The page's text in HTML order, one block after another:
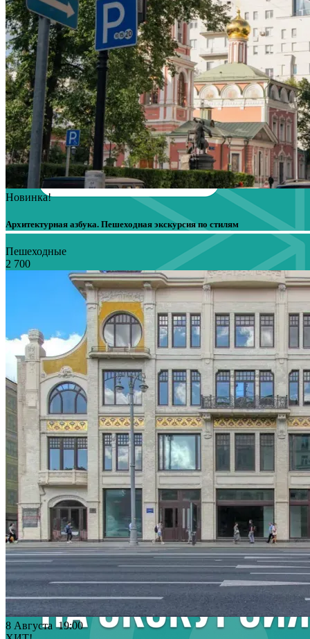
Новинка!
Архитектурная азбука. Пешеходная экскурсия по стилям
Пешеходные
2 700
8 Августа 19:00